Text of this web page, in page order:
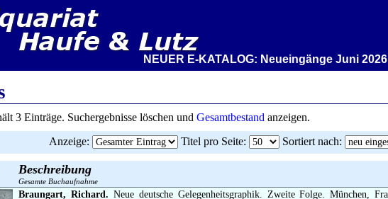
NEUER E-KATALOG: Neueingänge Juni
3 Einträge. Suchergebnisse löschen und Gesamtbestand anzeigen.
Anzeige: Titel pro Seite: Sortiert nach:
Beschreibung
Gesamte Buchaufnahme
Braungart, Richard. Neue deutsche Gelegenheitsgraphik. Zweite Folge. München,